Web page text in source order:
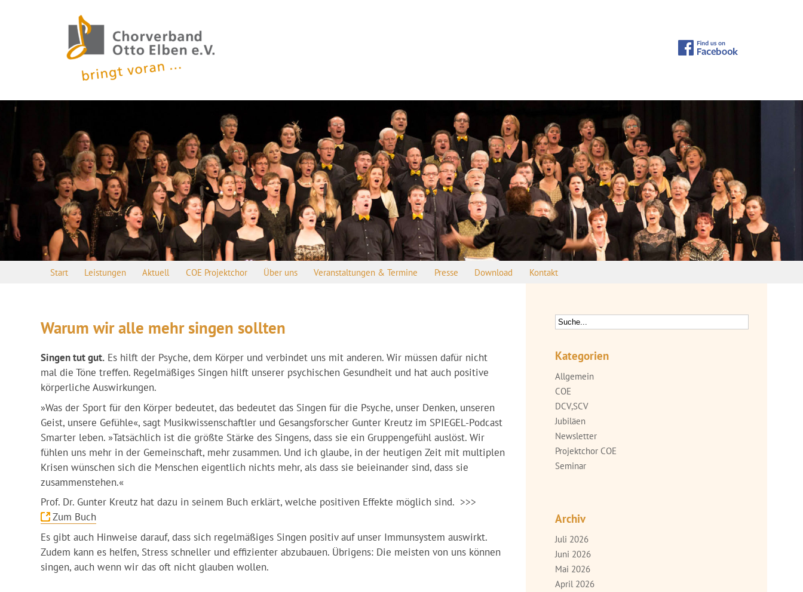
Start Leistungen Aktuell COE Projektchor Über uns Veranstaltungen & Termine Presse Download Kontakt
Warum wir alle mehr singen sollten
Singen tut gut. Es hilft der Psyche, dem Körper und verbindet uns mit anderen. Wir müssen dafür nicht
mal die Töne treffen. Regelmäßiges Singen hilft unserer psychischen Gesundheit und hat auch positive
körperliche Auswirkungen.
»Was der Sport für den Körper bedeutet, das bedeutet das Singen für die Psyche, unser Denken, unseren
Geist, unsere Gefühle«, sagt Musikwissenschaftler und Gesangsforscher Gunter Kreutz im SPIEGEL-Podcast
Smarter leben. »Tatsächlich ist die größte Stärke des Singens, dass sie ein Gruppengefühl auslöst. Wir
fühlen uns mehr in der Gemeinschaft, mehr zusammen. Und ich glaube, in der heutigen Zeit mit multiplen
Krisen wünschen sich die Menschen eigentlich nichts mehr, als dass sie beieinander sind, dass sie
zusammenstehen.«
Prof. Dr. Gunter Kreutz hat dazu in seinem Buch erklärt, welche positiven Effekte möglich sind. >>>
Zum Buch
Es gibt auch Hinweise darauf, dass sich regelmäßiges Singen positiv auf unser Immunsystem auswirkt.
Zudem kann es helfen, Stress schneller und effizienter abzubauen. Übrigens: Die meisten von uns können
singen, auch wenn wir das oft nicht glauben wollen.
Kategorien
Allgemein
COE
DCV,SCV
Jubiläen
Newsletter
Projektchor COE
Seminar
Archiv
Juli 2026
Juni 2026
Mai 2026
April 2026